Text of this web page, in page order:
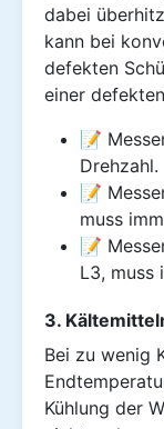
dabei
kann bei
defekten
einer
📝
Drehzahl.
📝
muss
📝
L3, muss
3.
Bei zu wenig
Kühlung der